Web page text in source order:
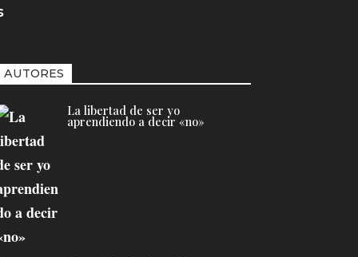
AUTORES
La libertad de ser yo
aprendiendo a decir «no»